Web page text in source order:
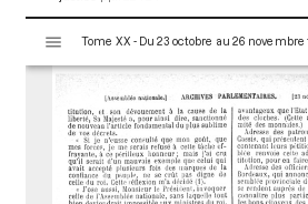
s
Tome XX - Du 23 octobre au 26 novembre